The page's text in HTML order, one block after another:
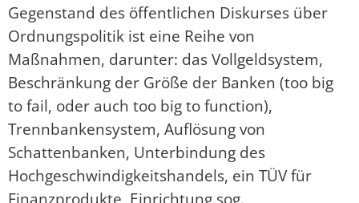
Gegenstand des öffentlichen Diskurses über
Ordnungspolitik ist eine Reihe von
Maßnahmen, darunter: das Vollgeldsystem,
Beschränkung der Größe der Banken (too big
to fail, oder auch too big to function),
Trennbankensystem, Auflösung von
Schattenbanken, Unterbindung des
Hochgeschwindigkeitshandels, ein TÜV für
Finanzprodukte, Einrichtung sog.